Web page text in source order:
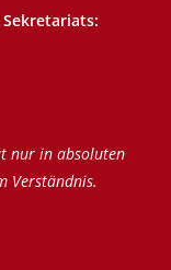
nur in absoluten
Verständnis.